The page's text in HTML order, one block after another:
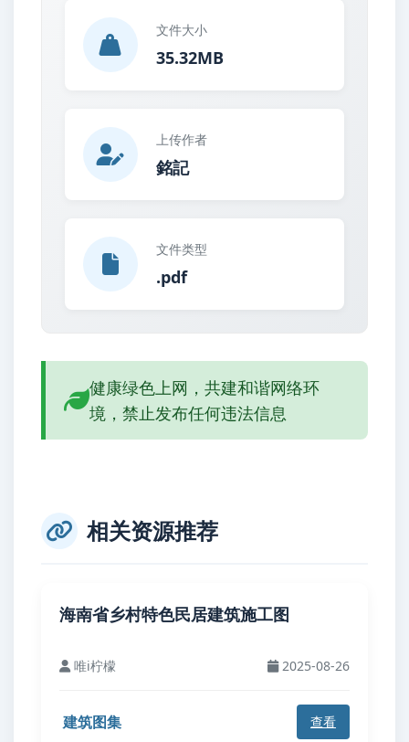
文件大小
35.32MB
上传作者
銘記
文件类型
.pdf
健康绿色上网，共建和谐网络环
境，禁止发布任何违法信息
相关资源推荐
海南省乡村特色民居建筑施工图
唯i柠檬 2025-08-26
建筑图集 查看